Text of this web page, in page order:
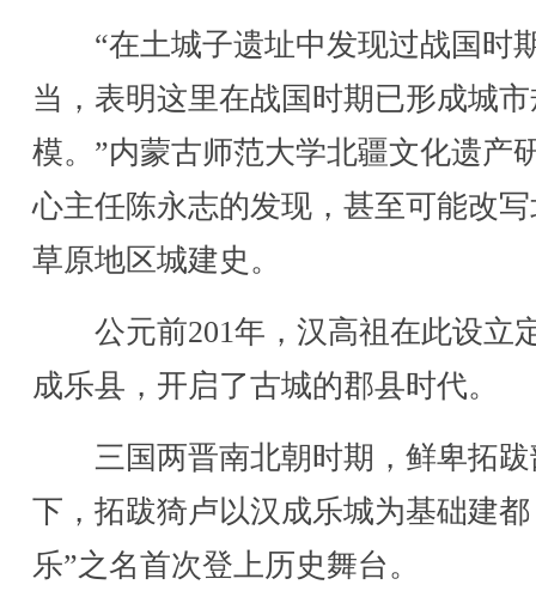
“在土城子遗址中发现过战国时
当，表明这里在战国时期已形成城
模。”内蒙古师范大学北疆文化遗产
心主任陈永志的发现，甚至可能改
草原地区城建史。
公元前201年，汉高祖在此设立
成乐县，开启了古城的郡县时代。
三国两晋南北朝时期，鲜卑拓跋
下，拓跋猗卢以汉成乐城为基础建都
乐”之名首次登上历史舞台。